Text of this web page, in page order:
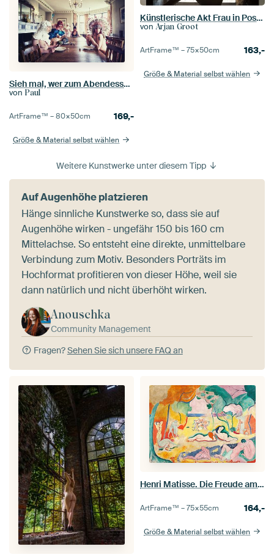
Sieh mal, wer zum Abendessen kommt
von Paul
ArtFrame™ –80×50cm 169,-
Größe & Material selbst wählen
Künstlerische Akt Frau in Pose sitzt am Fenster
von Arjan Groot
ArtFrame™ –75×50cm 163,-
Größe & Material selbst wählen
Weitere Kunstwerke unter diesem Tipp
Auf Augenhöhe platzieren
Hänge sinnliche Kunstwerke so, dass sie auf
Augenhöhe wirken - ungefähr 150 bis 160 cm
Mittelachse. So entsteht eine direkte, unmittelbare
Verbindung zum Motiv. Besonders Porträts im
Hochformat profitieren von dieser Höhe, weil sie
dann natürlich und nicht überhöht wirken.
Anouschka
Community Management
Fragen?Sehen Sie sich unsere FAQ an
Henri Matisse. Die Freude am Leben
ArtFrame™ –75×55cm 164,-
Größe & Material selbst wählen